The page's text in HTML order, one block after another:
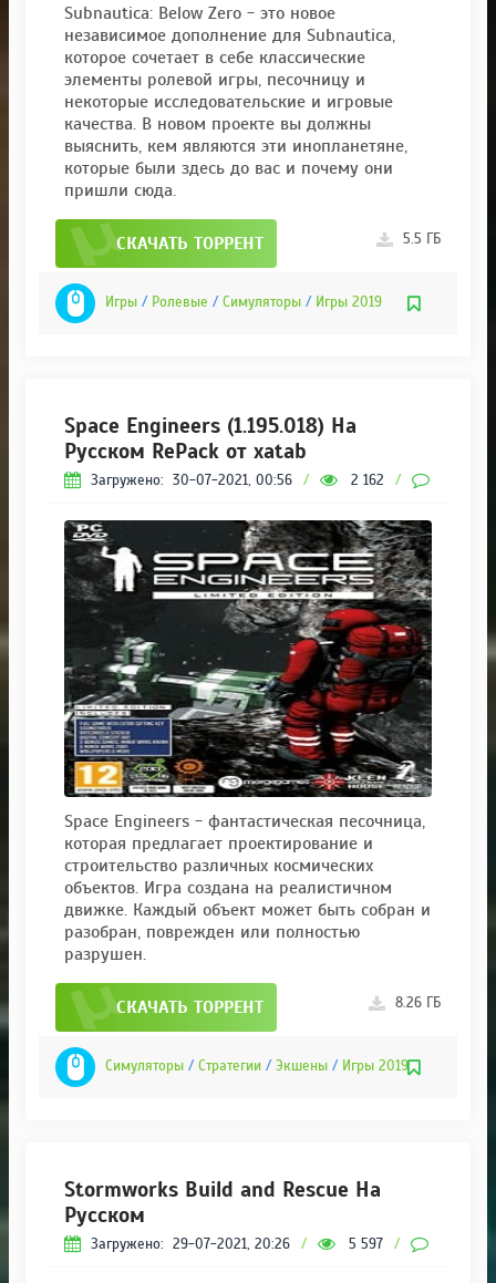
Subnautica: Below Zero - это новое
независимое дополнение для Subnautica,
которое сочетает в себе классические
элементы ролевой игры, песочницу и
некоторые исследовательские и игровые
качества. В новом проекте вы должны
выяснить, кем являются эти инопланетяне,
которые были здесь до вас и почему они
пришли сюда.
СКАЧАТЬ ТОРРЕНТ 5.5 ГБ
Игры / Ролевые / Симуляторы / Игры 2019
Space Engineers (1.195.018) На
Русском RePack от xatab
Загружено: 30-07-2021, 00:56 / 2 162 /
Space Engineers - фантастическая песочница,
которая предлагает проектирование и
строительство различных космических
объектов. Игра создана на реалистичном
движке. Каждый объект может быть собран и
разобран, поврежден или полностью
разрушен.
СКАЧАТЬ ТОРРЕНТ 8.26 ГБ
Симуляторы / Стратегии / Экшены / Игры 2019
Stormworks Build and Rescue На
Русском
Загружено: 29-07-2021, 20:26 / 5 597 /